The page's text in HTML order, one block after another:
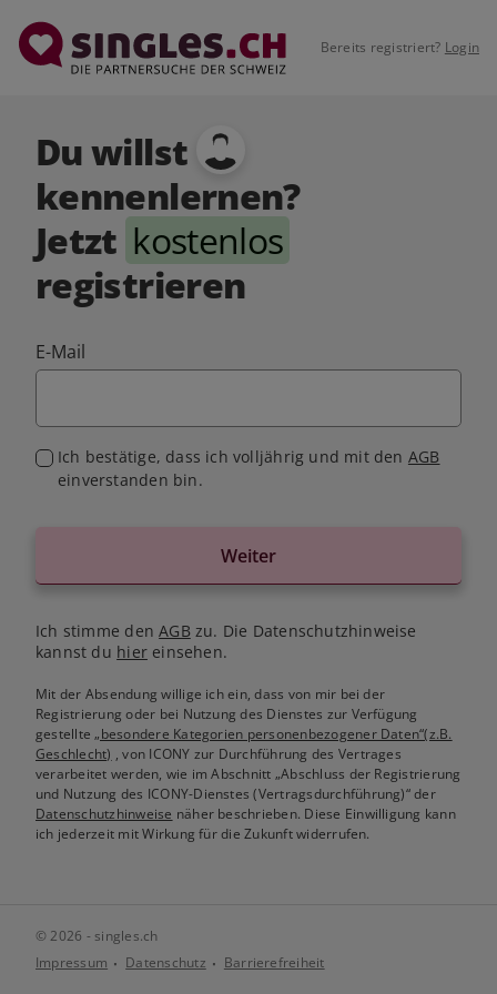
Bereits registriert? Login
Du willst
kennenlernen?
Jetzt kostenlos
registrieren
E-Mail
Ich bestätige, dass ich volljährig und mit den AGB
einverstanden bin.
Weiter
Ich stimme denAGB zu. Die Datenschutzhinweise
kannst du hiereinsehen.
Mit der Absendung willige ich ein, dass von mir bei der
Registrierung oder bei Nutzung des Dienstes zur Verfügung
gestellte„besondere Kategorien personenbezogener Daten“(z.B.
Geschlecht) , von ICONY zur Durchführung des Vertrages
verarbeitet werden, wie im Abschnitt „Abschluss der Registrierung
und Nutzung des ICONY-Dienstes (Vertragsdurchführung)“ der
Datenschutzhinweise näher beschrieben. Diese Einwilligung kann
ich jederzeit mit Wirkung für die Zukunft widerrufen.
© 2026 - singles.ch
Impressum
Datenschutz Barrierefreiheit